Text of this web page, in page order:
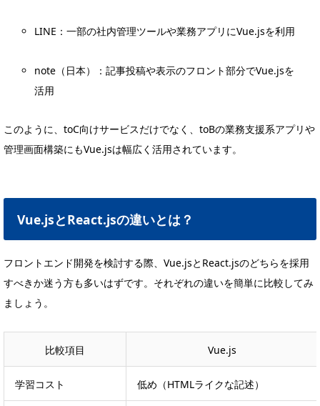
LINE：一部の社内管理ツールや業務アプリにVue.jsを利用
note（日本）：記事投稿や表示のフロント部分でVue.jsを
活用
このように、toC向けサービスだけでなく、toBの業務支援系アプリや
管理画面構築にもVue.jsは幅広く活用されています。
Vue.jsとReact.jsの違いとは？
フロントエンド開発を検討する際、Vue.jsとReact.jsのどちらを採用
すべきか迷う方も多いはずです。それぞれの違いを簡単に比較してみ
ましょう。
比較項目 Vue.js
学習コスト 低め（HTMLライクな記述）